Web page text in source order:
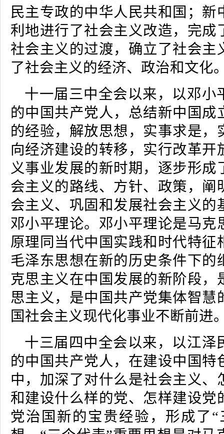
民主专政的中华人民共和国；新
利地进行了社会主义改造，完成
社会主义的过渡，确立了社会主
了社会主义的经济、政治和文化
十一届三中全会以来，以邓小
的中国共产党人，总结新中国成
的经验，解放思想，实事求是，
向经济建设的转移，实行改革开
义事业发展的新时期，逐步形成
会主义的路线、方针、政策，阐
会主义、巩固和发展社会主义的
邓小平理论。邓小平理论是马克
原理同当代中国实践和时代特征
毛泽东思想在新的历史条件下的
克思主义在中国发展的新阶段，
思主义，是中国共产党集体智慧
国社会主义现代化事业不断前进
十三届四中全会以来，以江泽
的中国共产党人，在建设中国特
中，加深了对什么是社会主义、
和建设什么样的党、怎样建设党
党治国新的宝贵经验，形成了